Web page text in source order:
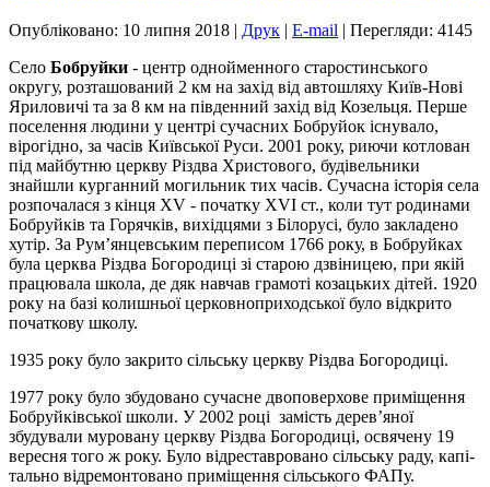
Опубліковано: 10 липня 2018 | Друк | E-mail | Перегляди: 4145
Село Бобруйки - центр однойменного старостинського
округу, розташований 2 км на захід від автошляху Київ-Нові
Яриловичі та за 8 км на південний захід від Козельця. Перше
поселення людини у центрі сучасних Бобруйок існувало,
вірогідно, за часів Київської Ру­си. 2001 року, риючи котлован
під майбутню церкву Різдва Христового, будівельники
знайшли кур­ганний могильник тих часів. Сучасна історія села
розпочалася з кінця XV - початку XVI ст., коли тут родинами
Бобруйків та Горячків, вихідцями з Білорусі, було закладено
хутір. За Рум’янцевським переписом 1766 року, в Боб­­руйках
була церква Різдва Богородиці зі старою дзвіницею, при якій
працювала школа, де дяк нав­­чав грамоті козацьких дітей. 1920
року на базі колиш­ньої цер­ков­но­при­ходської бу­ло відкрито
почат­кову школу.
1935 року було закрито сільську церкву Різдва Богородиці.
1977 року було збудовано сучасне дво­по­вер­хове приміщення
Бобруйківської школи. У 2002 році замість дерев’яної
збудували муровану церкву Різдва Богородиці, освячену 19
вересня то­­го ж ро­ку. Було відреставровано сільську раду, ка­пі­
тально відремонтовано приміщення сільського ФАПу.